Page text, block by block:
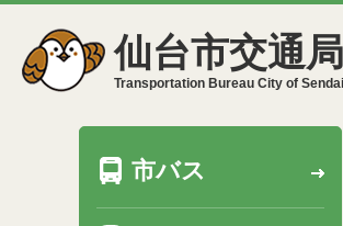
仙台市交通局
Transportation Bureau City of Sendai
市バス